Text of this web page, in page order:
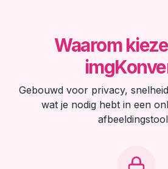
Waarom
Gebouwd voor privacy,
wat je nodig hebt in een